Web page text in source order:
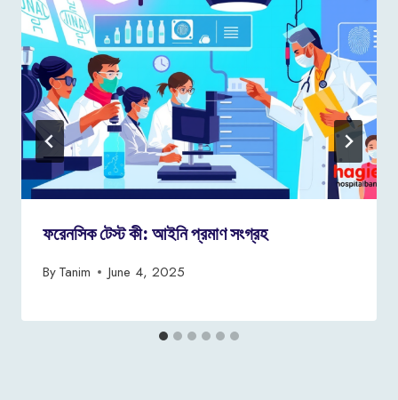
ফরেনসিক টেস্ট কী: আইনি প্রমাণ সংগ্রহ
ByTanim June 4, 2025